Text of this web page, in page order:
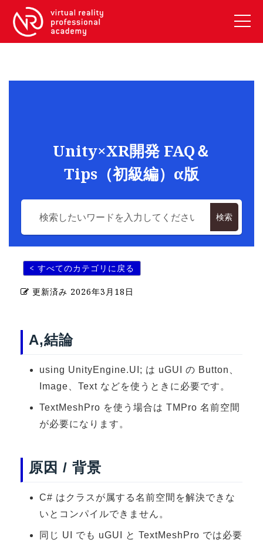
VRアカデミーとは
【2026年10月】ARエキスパートコース
【2026年10月】VRエキスパートコース
《SDGs》
U-15メタバースプログラミング講座
受講生紹介
イベント
アクセスマップ
《3DGS》
3DGSスキャンサービス
3DGS受託開発
3D Gaussian Splatting アプリ開発研修
3DGSニュース
Unity×XR開発 FAQ＆
Tips（初級編）α版
検索
< すべてのカテゴリに戻る
更新済み 2026年3月18日
A,結論
using UnityEngine.UI; は uGUI の Button、
Image、Text などを使うときに必要です。
TextMeshPro を使う場合は TMPro 名前空間
が必要になります。
原因 / 背景
C# はクラスが属する名前空間を解決できな
いとコンパイルできません。
同じ UI でも uGUI と TextMeshPro では必要